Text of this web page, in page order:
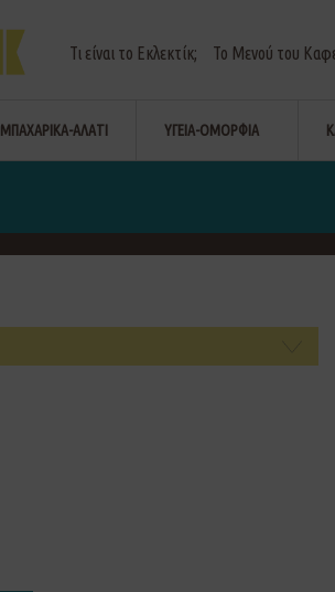
Τι είναι το Εκλεκτίκ; Το Μενού του
ΜΠΑΧΑΡΙΚΑ-ΑΛΑΤΙ ΥΓΕΙΑ-ΟΜΟΡΦΙΑ